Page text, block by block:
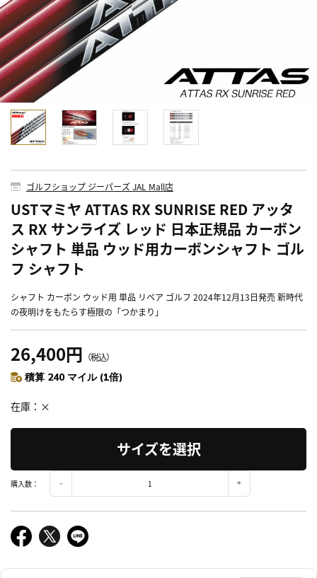
ゴルフショップ ジーパーズ JAL Mall店
USTマミヤ ATTAS RX SUNRISE RED アッタ
ス RX サンライズ レッド 日本正規品 カーボン
シャフト 単品 ウッド用カーボンシャフト ゴル
フ シャフト
シャフト カーボン ウッド用 単品 リペア ゴルフ 2024年12月13日発売 新時代
の夜明けをもたらす極限の「つかまり」
26,400円 （税込）
積算 240 マイル (1倍)
在庫 ×
サイズを選択
購入数：